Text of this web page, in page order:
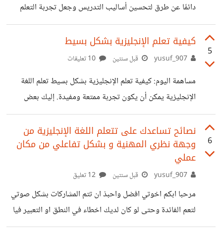
دائمًا عن طرق لتحسين أساليب التدريس وجعل تجربة التعلم
أكثر فائدة ومتعة للجميع. لذا، أود دعوتك للمشاركة في استبيان
قصير سيساعدني في فهم تفضيلاتك واحتياجاتك في تعلم اللغة
الإنجليزية. ستكون إجاباتك قيمة جدًا وستساعدني في تصميم
هي المهارات التي ترغب في تحسينها؟ (يمكنك اختيار أكثر من
خيار) - المحادثة
5
كيفية تعلم الإنجليزية بشكل بسيط
قبل سنتين
مساهمة اليوم: كيفية تعلم الإنجليزية بشكل بسيط تعلم اللغة
الإنجليزية يمكن أن يكون تجربة ممتعة ومفيدة. إليك بعض
النصائح البسيطة للبدء: 1. حدد أهدافك: قبل أن تبدأ، حدد لماذا
تريد تعلم الإنجليزية. هل هو للسفر، العمل، أو الدراسة؟ تحديد
الأهداف سيساعدك على البقاء متحمسًا. 2. ابدأ بالأساسيات: تعلم
الكلمات والعبارات الأساسية. يمكنك استخدام تطبيقات مثل
وتحدث: استمع إلى الموسيقى الإنجليزية، وشاهد الأفلام أو
البرامج التلفزيونية مع ترجمة. حاول تكرار العبارات التي تسمعها
6
نصائح تساعدك على تتعلم اللغة الإنجليزية من
وجهة نظري المهنية و بشكل تفاعلي من مكان
عملي
قبل سنتين
مرحبا ابكم اخوتي افضل واحبذ ان تتم المشاركات بشكل صوتي
لتعم الفائدة وحتى لو كان لديك اخطاء في النطق او التعبير فيا
اهلا ويا سهلا امنح نفسك الفرصة ولا يوجد ما يستدعي الخوف